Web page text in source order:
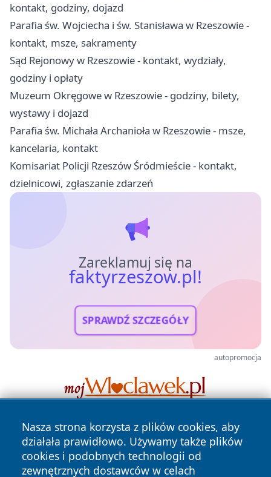
kontakt, godziny, dojazd
Parafia św. Wojciecha i św. Stanisława w Rzeszowie -
kontakt, msze, sakramenty
Sąd Rejonowy w Rzeszowie - kontakt, wydziały,
godziny i opłaty
Muzeum Okręgowe w Rzeszowie - godziny, bilety,
wystawy i dojazd
Parafia św. Michała Archanioła w Rzeszowie - msze,
kancelaria, kontakt
Komisariat Policji Rzeszów Śródmieście - kontakt,
dzielnicowi, zgłaszanie zdarzeń
Zareklamuj się na
faktyrzeszow.pl!
SPRAWDŹ SZCZEGÓŁY
autopromocja
Nasza strona korzysta z plików cookies, aby
działała prawidłowo. Używamy także plików
cookies i podobnych technologii od
zewnętrznych dostawców w celach